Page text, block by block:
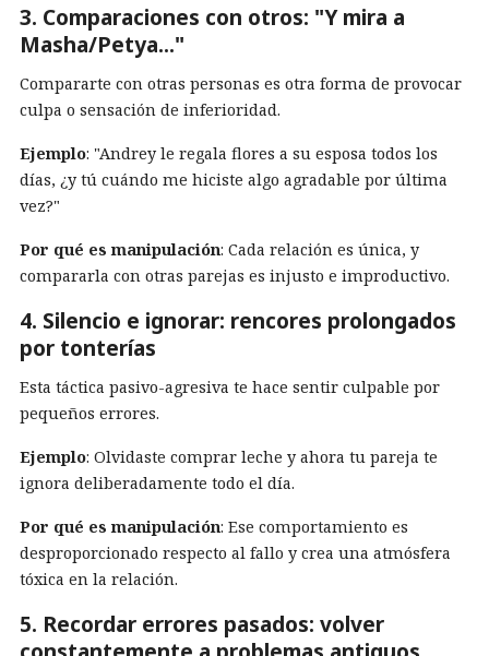
3. Comparaciones con otros: "Y mira a
Masha/Petya..."
Compararte con otras personas es otra forma de provocar
culpa o sensación de inferioridad.
Ejemplo: "Andrey le regala flores a su esposa todos los
días, ¿y tú cuándo me hiciste algo agradable por última
vez?"
Por qué es manipulación: Cada relación es única, y
compararla con otras parejas es injusto e improductivo.
4. Silencio e ignorar: rencores prolongados
por tonterías
Esta táctica pasivo-agresiva te hace sentir culpable por
pequeños errores.
Ejemplo: Olvidaste comprar leche y ahora tu pareja te
ignora deliberadamente todo el día.
Por qué es manipulación: Ese comportamiento es
desproporcionado respecto al fallo y crea una atmósfera
tóxica en la relación.
5. Recordar errores pasados: volver